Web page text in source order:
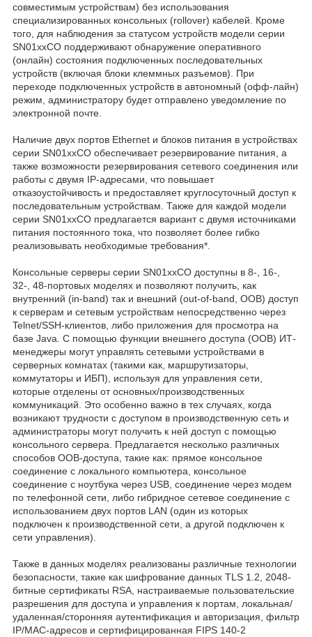
совместимым устройствам) без использования
специализированных консольных (rollover) кабелей. Кроме
того, для наблюдения за статусом устройств модели серии
SN01xxCO поддерживают обнаружение оперативного
(онлайн) состояния подключенных последовательных
устройств (включая блоки клеммных разъемов). При
переходе подключенных устройств в автономный (офф-лайн)
режим, администратору будет отправлено уведомление по
электронной почте.
Наличие двух портов Ethernet и блоков питания в устройствах
серии SN01xxCO обеспечивает резервирование питания, а
также возможности резервирования сетевого соединения или
работы с двумя IP-адресами, что повышает
отказоустойчивость и предоставляет круглосуточный доступ к
последовательным устройствам. Также для каждой модели
серии SN01xxCO предлагается вариант с двумя источниками
питания постоянного тока, что позволяет более гибко
реализовывать необходимые требования*.
Консольные серверы серии SN01xxCO доступны в 8-, 16-,
32-, 48-портовых моделях и позволяют получить, как
внутренний (in-band) так и внешний (out-of-band, OOB) доступ
к серверам и сетевым устройствам непосредственно через
Telnet/SSH-клиентов, либо приложения для просмотра на
базе Java. С помощью функции внешнего доступа (OOB) ИТ-
менеджеры могут управлять сетевыми устройствами в
серверных комнатах (такими как, маршрутизаторы,
коммутаторы и ИБП), используя для управления сети,
которые отделены от основных/производственных
коммуникаций. Это особенно важно в тех случаях, когда
возникают трудности с доступом в производственную сеть и
администраторы могут получить к ней доступ с помощью
консольного сервера. Предлагается несколько различных
способов OOB-доступа, такие как: прямое консольное
соединение с локального компьютера, консольное
соединение с ноутбука через USB, соединение через модем
по телефонной сети, либо гибридное сетевое соединение с
использованием двух портов LAN (один из которых
подключен к производственной сети, а другой подключен к
сети управления).
Также в данных моделях реализованы различные технологии
безопасности, такие как шифрование данных TLS 1.2, 2048-
битные сертификаты RSA, настраиваемые пользовательские
разрешения для доступа и управления к портам, локальная/
удаленная/сторонняя аутентификация и авторизация, фильтр
IP/MAC-адресов и сертифицированная FIPS 140-2